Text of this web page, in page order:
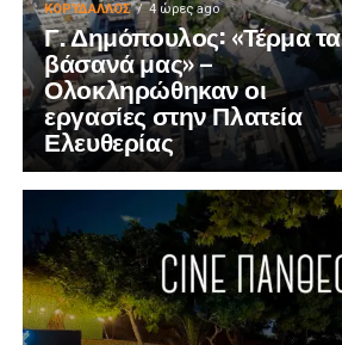
ΚΟΡΥΔΑΛΛΟΣ 4 ώρες ago
Γ. Δημόπουλος: «Τέρμα τα
βάσανά μας» –
Ολοκληρώθηκαν οι
εργασίες στην Πλατεία
Ελευθερίας